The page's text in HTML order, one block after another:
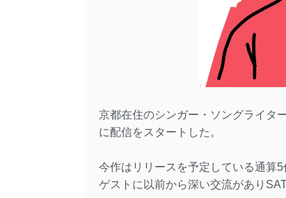
京都在住のシンガー・ソングライタ
に配信をスタートした。
今作はリリースを予定している通算
ゲストに以前から深い交流があり